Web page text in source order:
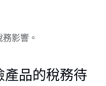
影響。
產品的稅務待